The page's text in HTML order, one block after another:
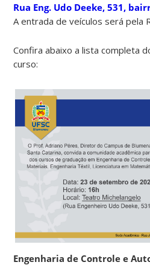
Rua Eng. Udo Deeke, 531,
A entrada de veículos será pela
Confira abaixo a lista completa
curso:
Engenharia de Controle e